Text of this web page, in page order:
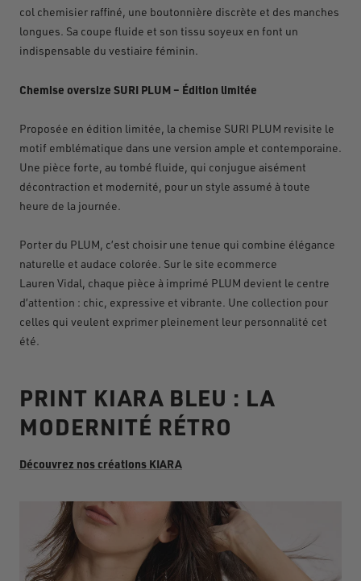
col chemisier raffiné, une boutonnière discrète et des manches
longues. Sa coupe fluide et son tissu soyeux en font un
indispensable du vestiaire féminin.
Chemise oversize SURI PLUM – Édition limitée
Proposée en édition limitée, la chemise SURI PLUM revisite le
motif emblématique dans une version ample et contemporaine.
Une pièce forte, au tombé fluide, qui conjugue aisément
décontraction et modernité, pour un style assumé à toute
heure de la journée.
Porter du PLUM, c’est choisir une tenue qui combine élégance
naturelle et audace colorée. Sur le site ecommerce
Lauren Vidal, chaque pièce à imprimé PLUM devient le centre
d’attention : chic, expressive et vibrante. Une collection pour
celles qui veulent exprimer pleinement leur personnalité cet
été
PRINT KIARA BLEU : LA
MODERNITÉ RÉTRO
Découvrez nos créations KIARA